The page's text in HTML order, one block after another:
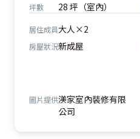
坪數 28 坪（室內）
居住成員大人×2
房屋狀況新成屋
圖片提供渼家室內裝修有限
公司